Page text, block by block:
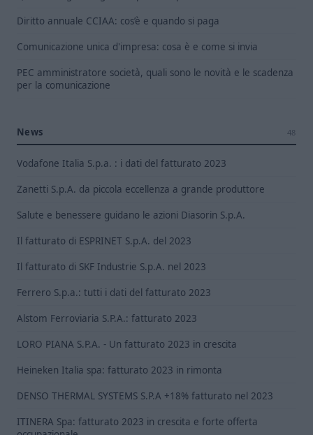
Diritto annuale CCIAA: cos’è e quando si paga
Comunicazione unica d'impresa: cosa è e come si invia
PEC amministratore società, quali sono le novità e le scadenza
per la comunicazione
News 48
Vodafone Italia S.p.a. : i dati del fatturato 2023
Zanetti S.p.A. da piccola eccellenza a grande produttore
Salute e benessere guidano le azioni Diasorin S.p.A.
Il fatturato di ESPRINET S.p.A. del 2023
Il fatturato di SKF Industrie S.p.A. nel 2023
Ferrero S.p.a.: tutti i dati del fatturato 2023
Alstom Ferroviaria S.P.A.: fatturato 2023
LORO PIANA S.P.A. - Un fatturato 2023 in crescita
Heineken Italia spa: fatturato 2023 in rimonta
DENSO THERMAL SYSTEMS S.P.A +18% fatturato nel 2023
ITINERA Spa: fatturato 2023 in crescita e forte offerta